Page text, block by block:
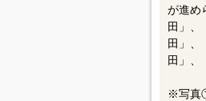
が進め
田」、
田」、
田」、
※写真